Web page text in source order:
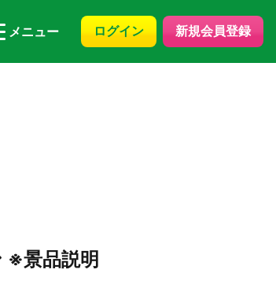
メニュー ログイン 新規会員登録
※景品説明